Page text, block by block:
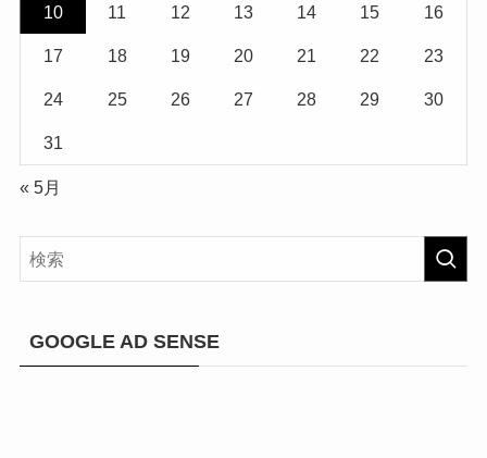
10 11 12 13 14 15 16
17 18 19 20 21 22 23
24 25 26 27 28 29 30
31
« 5月
GOOGLE AD SENSE